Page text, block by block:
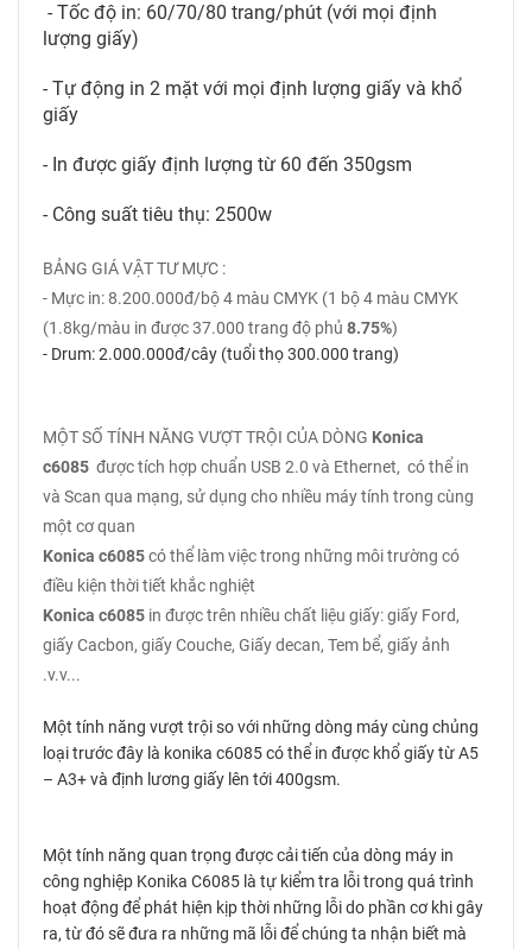
- Tốc độ in: 60/70/80 trang/phút (với mọi định
lượng giấy)
- Tự động in 2 mặt với mọi định lượng giấy và khổ
giấy
- In được giấy định lượng từ 60 đến 350gsm
- Công suất tiêu thụ: 2500w
BẢNG GIÁ VẬT TƯ MỰC :
- Mực in: 8.200.000đ/bộ 4 màu CMYK (1 bộ 4 màu CMYK
(1.8kg/màu in được 37.000 trang độ phủ 8.75%)
- Drum: 2.000.000đ/cây (tuổi thọ 300.000 trang)
MỘT SỐ TÍNH NĂNG VƯỢT TRỘI CỦA DÒNG Konica
c6085 được tích hợp chuẩn USB 2.0 và Ethernet, có thể in
và Scan qua mạng, sử dụng cho nhiều máy tính trong cùng
một cơ quan
Konica c6085có thể làm việc trong những môi trường có
điều kiện thời tiết khắc nghiệt
Konica c6085 in được trên nhiều chất liệu giấy: giấy Ford,
giấy Cacbon, giấy Couche, Giấy decan, Tem bể, giấy ảnh
.v.v...
Một tính năng vượt trội so với những dòng máy cùng chủng
loại trước đây là konika c6085 có thể in được khổ giấy từ A5
– A3+ và định lương giấy lên tới 400gsm.
Một tính năng quan trọng được cải tiến của dòng máy in
công nghiệp Konika C6085 là tự kiểm tra lỗi trong quá trình
hoạt động để phát hiện kịp thời những lỗi do phần cơ khi gây
ra, từ đó sẽ đưa ra những mã lỗi để chúng ta nhận biết mà